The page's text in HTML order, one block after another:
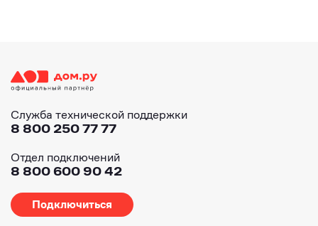
Служба технической поддержки
8 800 250 77 77
Отдел подключений
8 800 600 90 42
Подключиться